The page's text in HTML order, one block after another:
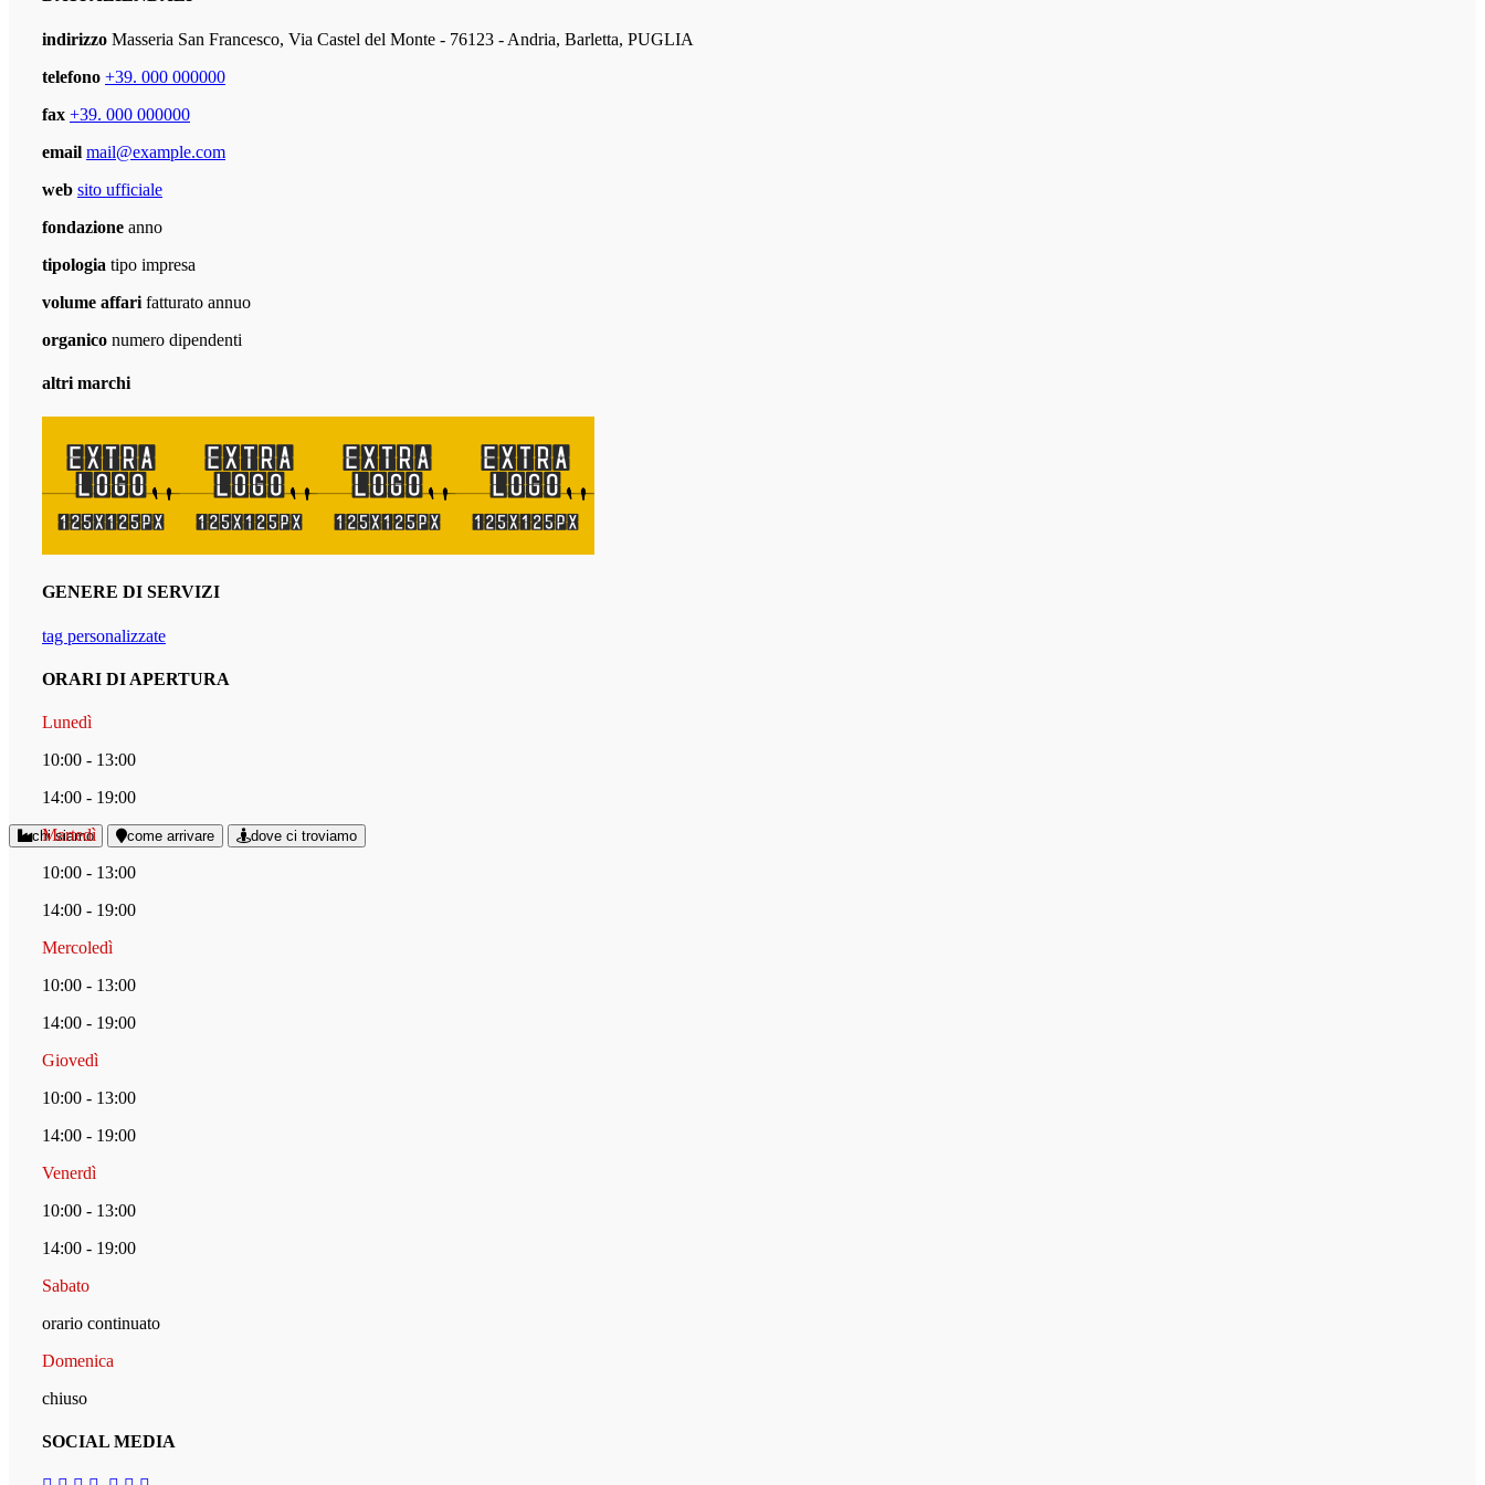
chi siamo come arrivare dove ci troviamo
indirizzo Masseria San Francesco, Via Castel del Monte - 76123 - Andria, Barletta, PUGLIA
telefono +39. 000 000000
fax +39. 000 000000
email mail@example.com
web sito ufficiale
fondazione anno
tipologia tipo impresa
volume affari fatturato annuo
organico numero dipendenti
altri marchi
GENERE DI SERVIZI
tag personalizzate
ORARI DI APERTURA
Lunedì
10:00 - 13:00
14:00 - 19:00
Martedì
10:00 - 13:00
14:00 - 19:00
Mercoledì
10:00 - 13:00
14:00 - 19:00
Giovedì
10:00 - 13:00
14:00 - 19:00
Venerdì
10:00 - 13:00
14:00 - 19:00
Sabato
orario continuato
Domenica
chiuso
SOCIAL MEDIA